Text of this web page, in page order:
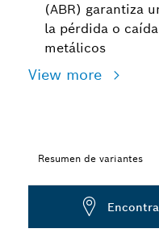
(ABR) garantiza
la pérdida o
metálicos
View more
Resumen de variantes
Dropdown